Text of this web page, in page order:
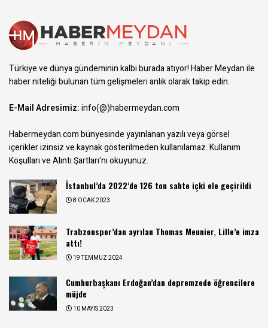
Türkiye ve dünya gündeminin kalbi burada atıyor! Haber Meydan ile
haber niteliği bulunan tüm gelişmeleri anlık olarak takip edin.
E-Mail Adresimiz:info(@)habermeydan.com
Habermeydan.com bünyesinde yayınlanan yazılı veya görsel
içerikler izinsiz ve kaynak gösterilmeden kullanılamaz.Kullanım
Koşulları ve Alıntı Şartları'nı okuyunuz.
İstanbul’da 2022’de 126 ton sahte içki ele geçirildi
8 OCAK 2023
Trabzonspor’dan ayrılan Thomas Meunier, Lille’e imza
attı!
19 TEMMUZ 2024
Cumhurbaşkanı Erdoğan’dan depremzede öğrencilere
müjde
10 MAYIS 2023